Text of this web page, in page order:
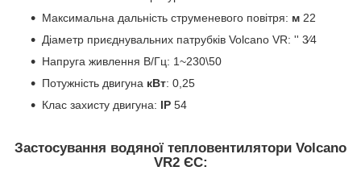
Максимальна дальність струменевого повітря: м 22
Діаметр приєднувальних патрубків Volcano VR: '' 3⁄4
Напруга живлення В/Гц: 1~230\50
Потужність двигуна кВт: 0,25
Клас захисту двигуна: IP 54
Застосування водяної тепловентилятори Volcano
VR2 ЄС: